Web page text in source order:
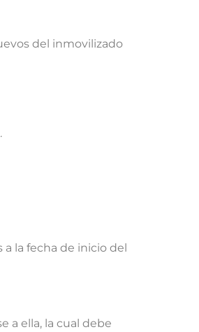
del inmovilizado
la fecha de inicio del
a ella, la cual debe